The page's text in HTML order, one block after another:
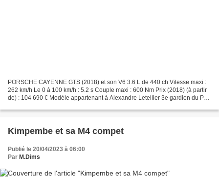
PORSCHE CAYENNE GTS (2018) et son V6 3.6 L de 440 ch Vitesse maxi :
262 km/h Le 0 à 100 km/h : 5.2 s Couple maxi : 600 Nm Prix (2018) (à partir
de) : 104 690 € Modèle appartenant à Alexandre Letellier 3e gardien du P
Kimpembe et sa M4 compet
Publié le 20/04/2023 à 06:00
Par M.Dims